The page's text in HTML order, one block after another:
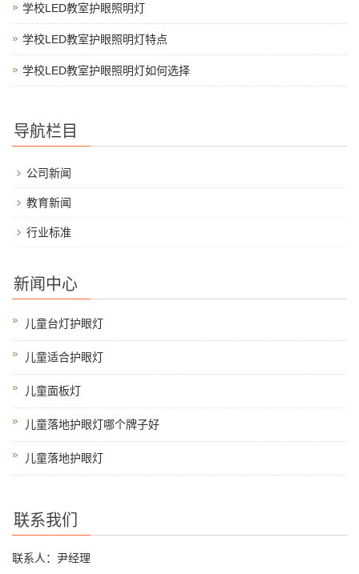
学校LED教室护眼照明灯
学校LED教室护眼照明灯特点
学校LED教室护眼照明灯如何选择
导航栏目
公司新闻
教育新闻
行业标准
新闻中心
儿童台灯护眼灯
儿童适合护眼灯
儿童面板灯
儿童落地护眼灯哪个牌子好
儿童落地护眼灯
联系我们
联系人：尹经理